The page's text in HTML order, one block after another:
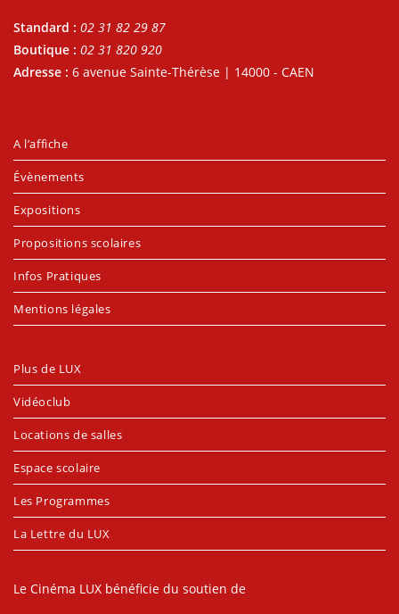
Standard : 02 31 82 29 87
Boutique : 02 31 820 920
Adresse : 6 avenue Sainte-Thérèse | 14000 - CAEN
A l’affiche
Évènements
Expositions
Propositions scolaires
Infos Pratiques
Mentions légales
Plus de LUX
Vidéoclub
Locations de salles
Espace scolaire
Les Programmes
La Lettre du LUX
Le Cinéma LUX bénéficie du soutien de